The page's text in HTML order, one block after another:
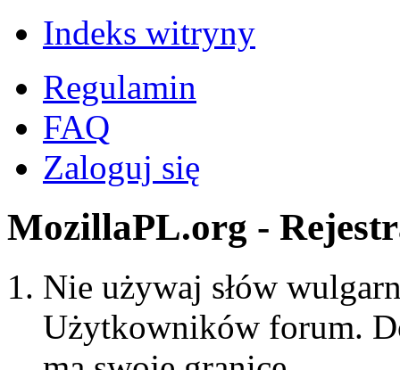
Indeks witryny
Regulamin
FAQ
Zaloguj się
MozillaPL.org -
Nie używaj słów
Użytkowników forum.